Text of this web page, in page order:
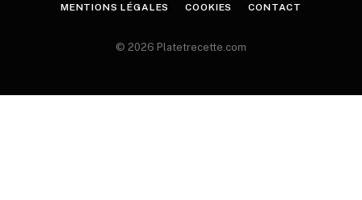
MENTIONS LÉGALES COOKIES CONTACT
© 2026 Platetrecette.com